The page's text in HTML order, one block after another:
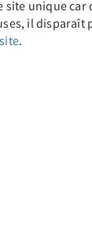
site unique
il disparaît
.